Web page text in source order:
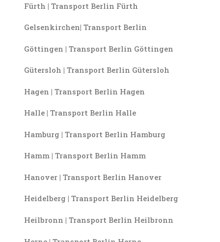
Fürth | Transport Berlin Fürth
Gelsenkirchen| Transport Berlin
Göttingen | Transport Berlin Göttingen
Gütersloh | Transport Berlin Gütersloh
Hagen | Transport Berlin Hagen
Halle | Transport Berlin Halle
Hamburg | Transport Berlin Hamburg
Hamm | Transport Berlin Hamm
Hanover | Transport Berlin Hanover
Heidelberg | Transport Berlin Heidelberg
Heilbronn | Transport Berlin Heilbronn